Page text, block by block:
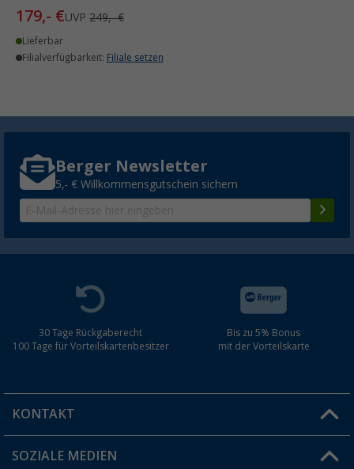
179,- €UVP 249,- €
Lieferbar
Filialverfügbarkeit: Filiale setzen
Berger Newsletter
5,- € Willkommensgutschein sichern
30 Tage Rückgaberecht
100 Tage für Vorteilskartenbesitzer
Bis zu 5% Bonus
mit der Vorteilskarte
KONTAKT
Du hast eine Frage?
SOZIALE MEDIEN